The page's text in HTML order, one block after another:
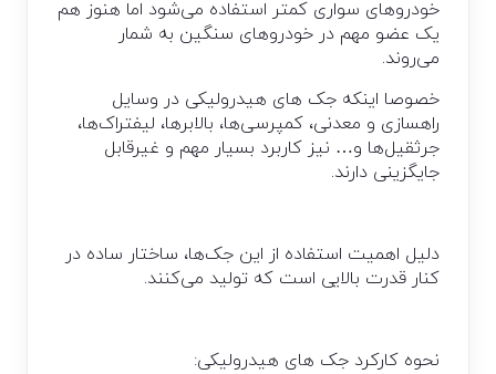
خودرو‌های سواری کمتر استفاده می‌شود اما هنوز هم
یک عضو مهم در خودرو‌های سنگین به شمار
می‌روند.
خصوصا اینکه جک های هیدرولیکی در وسایل
راهسازی و معدنی، کمپرسی‌ها، بالابر‌ها، لیفتراک‌ها،
جرثقیل‌ها و… نیز کاربرد بسیار مهم و غیر‌قابل
جایگزینی دارند.
دلیل اهمیت استفاده از این جک‌ها، ساختار ساده در
کنار قدرت بالایی است که تولید می‌کنند.
نحوه کارکرد جک های هیدرولیکی‌: